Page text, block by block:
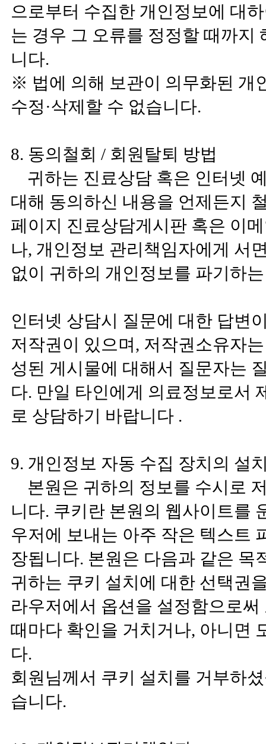
으로부터 수집한 개인정보에 대
는 경우 그 오류를 정정할 때까지
니다.
※ 법에 의해 보관이 의무화된 개
수정·삭제할 수 없습니다.
8. 동의철회 / 회원탈퇴 방법
귀하는 진료상담 혹은 인터넷
대해 동의하신 내용을 언제든지
페이지 진료상담게시판 혹은 이
나, 개인정보 관리책임자에게 서
없이 귀하의 개인정보를 파기하
인터넷 상담시 질문에 대한 답변
저작권이 있으며, 저작권소유자
성된 게시물에 대해서 질문자는
다. 만일 타인에게 의료정보로서
로 상담하기 바랍니다 .
9. 개인정보 자동 수집 장치의 설
본원은 귀하의 정보를 수시로
니다. 쿠키란 본원의 웹사이트를
우저에 보내는 아주 작은 텍스트
장됩니다. 본원은 다음과 같은 목
귀하는 쿠키 설치에 대한 선택권
라우저에서 옵션을 설정함으로
때마다 확인을 거치거나, 아니면
다.
회원님께서 쿠키 설치를 거부하
습니다.